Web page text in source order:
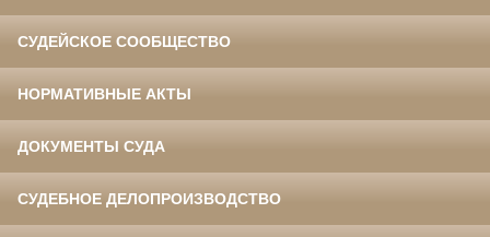
СУДЕЙСКОЕ СООБЩЕСТВО
НОРМАТИВНЫЕ АКТЫ
ДОКУМЕНТЫ СУДА
СУДЕБНОЕ ДЕЛОПРОИЗВОДСТВО